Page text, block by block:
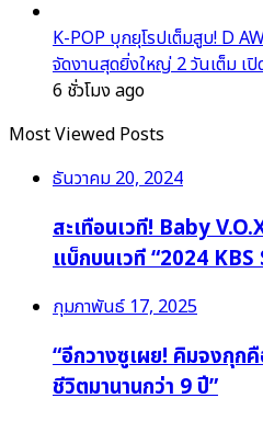
K-POP บุกยุโรปเต็มสูบ! D
จัดงานสุดยิ่งใหญ่ 2 วันเต็ม เ
6 ชั่วโมง ago
Most Viewed Posts
ธันวาคม 20, 2024
สะเทือนเวที! Baby
แบ็กบนเวที “2024
กุมภาพันธ์ 17, 2025
“อีกวางซูเผย! คิมจงกุก
ชีวิตมานานกว่า 9 ปี”